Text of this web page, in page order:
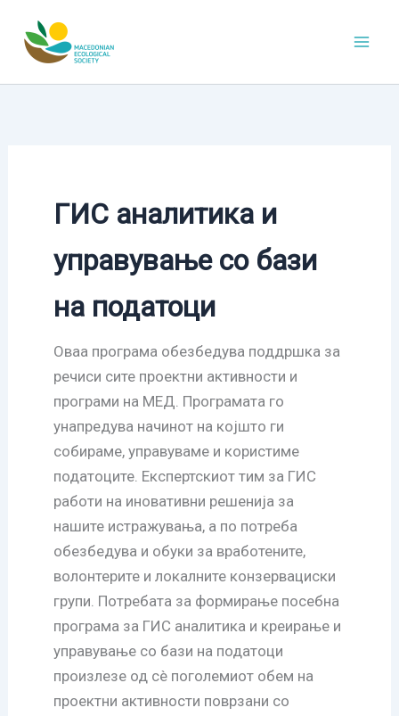
content
ГИС аналитика и
управување со бази
на податоци
Оваа програма обезбедува поддршка за
речиси сите проектни активности и
програми на МЕД. Програмата го
унапредува начинот на којшто ги
собираме, управуваме и користиме
податоците. Експертскиот тим за ГИС
работи на иновативни решенија за
нашите истражувања, а по потреба
обезбедува и обуки за вработените,
волонтерите и локалните конзервациски
групи. Потребата за формирање посебна
програма за ГИС аналитика и креирање и
управување со бази на податоци
произлезе од сè поголемиот обем на
проектни активности поврзани со